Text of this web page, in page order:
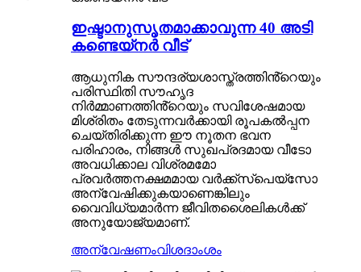
ഇഷ്ടാനുസൃതമാക്കാവുന്ന 40 അടി
കണ്ടെയ്നർ വീട്
ആധുനിക സൗന്ദര്യശാസ്ത്രത്തിൻ്റെയും
പരിസ്ഥിതി സൗഹൃദ
നിർമ്മാണത്തിൻ്റെയും സവിശേഷമായ
മിശ്രിതം തേടുന്നവർക്കായി രൂപകൽപ്പന
ചെയ്‌തിരിക്കുന്ന ഈ നൂതന ഭവന
പരിഹാരം, നിങ്ങൾ സുഖപ്രദമായ വീടോ
അവധിക്കാല വിശ്രമമോ
പ്രവർത്തനക്ഷമമായ വർക്ക്‌സ്‌പെയ്‌സോ
അന്വേഷിക്കുകയാണെങ്കിലും
വൈവിധ്യമാർന്ന ജീവിതശൈലികൾക്ക്
അനുയോജ്യമാണ്.
അന്വേഷണംവിശദാംശം